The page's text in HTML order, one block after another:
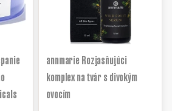
annmarie Rozjasňujúci
komplex na tvár s divokým
ovocím